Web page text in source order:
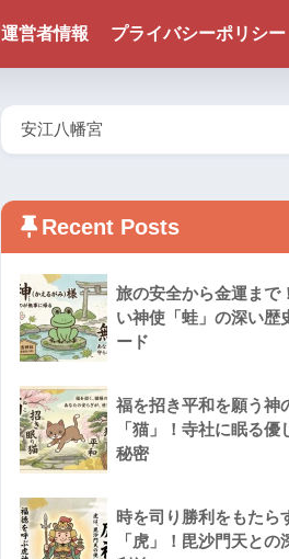
運営者情報 プライバシーポリシー
Recent Posts
旅の安全から金運まで
い神使「蛙」の深い歴
ード
福を招き平和を願う神
「猫」！寺社に眠る優
秘密
時を司り勝利をもたら
「虎」！毘沙門天との